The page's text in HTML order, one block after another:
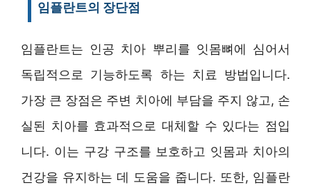
임플란트의 장단점
임플란트는 인공 치아 뿌리를 잇몸뼈에 심어서
독립적으로 기능하도록 하는 치료 방법입니다.
가장 큰 장점은 주변 치아에 부담을 주지 않고, 손
실된 치아를 효과적으로 대체할 수 있다는 점입
니다. 이는 구강 구조를 보호하고 잇몸과 치아의
건강을 유지하는 데 도움을 줍니다. 또한, 임플란